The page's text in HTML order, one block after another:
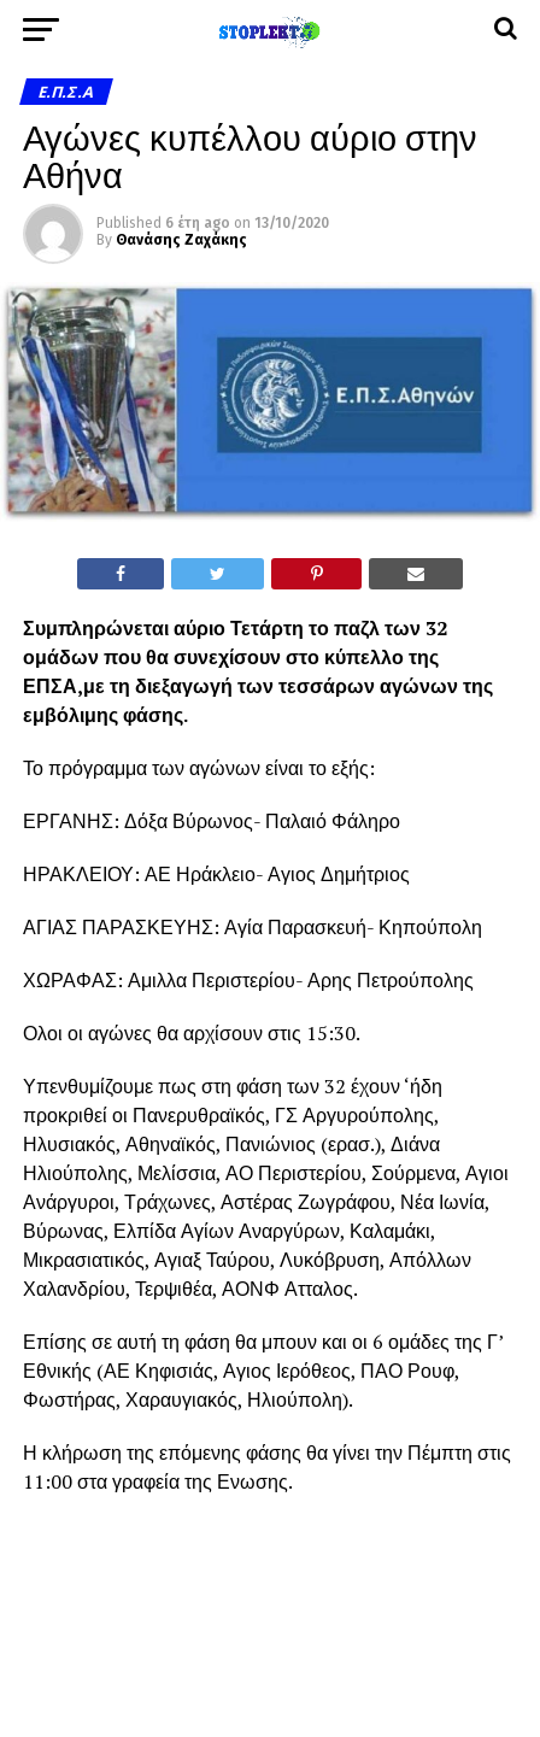
Ε.Π.Σ.Α
Αγώνες κυπέλλου αύριο στην
Αθήνα
Published 6 έτη ago on 13/10/2020
By Θανάσης Ζαχάκης
Συμπληρώνεται αύριο Τετάρτη το παζλ των 32
ομάδων που θα συνεχίσουν στο κύπελλο της
ΕΠΣΑ,με τη διεξαγωγή των τεσσάρων αγώνων της
εμβόλιμης φάσης.
Το πρόγραμμα των αγώνων είναι το εξής:
ΕΡΓΑΝΗΣ: Δόξα Βύρωνος- Παλαιό Φάληρο
ΗΡΑΚΛΕΙΟΥ: ΑΕ Ηράκλειο- Αγιος Δημήτριος
ΑΓΙΑΣ ΠΑΡΑΣΚΕΥΗΣ: Αγία Παρασκευή- Κηπούπολη
ΧΩΡΑΦΑΣ: Αμιλλα Περιστερίου- Αρης Πετρούπολης
Ολοι οι αγώνες θα αρχίσουν στις 15:30.
Υπενθυμίζουμε πως στη φάση των 32 έχουν ‘ήδη
προκριθεί οι Πανερυθραϊκός, ΓΣ Αργυρούπολης,
Ηλυσιακός, Αθηναϊκός, Πανιώνιος (ερασ.), Διάνα
Ηλιούπολης, Μελίσσια, ΑΟ Περιστερίου, Σούρμενα, Αγιοι
Ανάργυροι, Τράχωνες, Αστέρας Ζωγράφου, Νέα Ιωνία,
Βύρωνας, Ελπίδα Αγίων Αναργύρων, Καλαμάκι,
Μικρασιατικός, Αγιαξ Ταύρου, Λυκόβρυση, Απόλλων
Χαλανδρίου, Τερψιθέα, ΑΟΝΦ Ατταλος.
Επίσης σε αυτή τη φάση θα μπουν και οι 6 ομάδες της Γ’
Εθνικής (ΑΕ Κηφισιάς, Αγιος Ιερόθεος, ΠΑΟ Ρουφ,
Φωστήρας, Χαραυγιακός, Ηλιούπολη).
Η κλήρωση της επόμενης φάσης θα γίνει την Πέμπτη στις
11:00 στα γραφεία της Ενωσης.